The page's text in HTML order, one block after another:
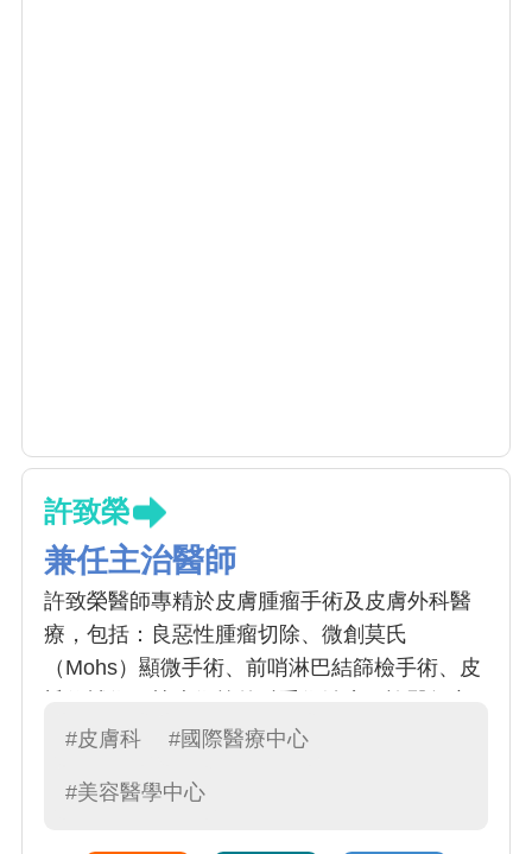
許致榮
兼任主治醫師
許致榮醫師專精於皮膚腫瘤手術及皮膚外科醫
療，包括：良惡性腫瘤切除、微創莫氏
（Mohs）顯微手術、前哨淋巴結篩檢手術、皮
擅長於各種微創美容手術與光電雷射醫療；包
創微波狐臭治療、微創雷射囊腫摘除術、微創
#皮膚科 #國際醫療中心
#美容醫學中心